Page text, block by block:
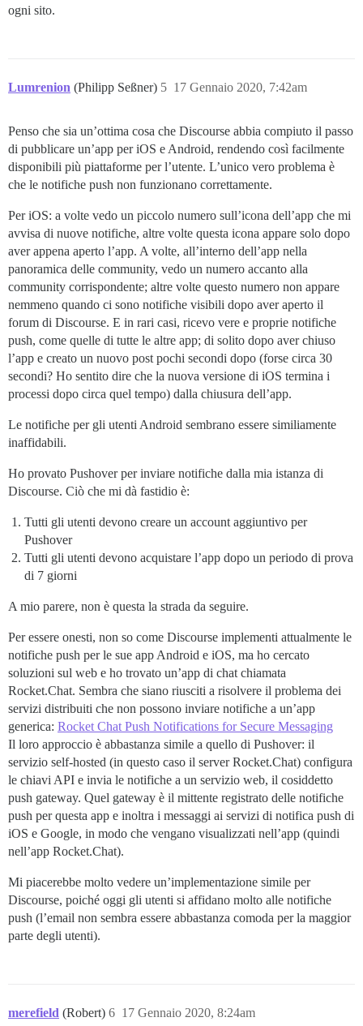
ogni sito.
Lumrenion (Philipp Seßner) 17 Gennaio 2020, 7:42am
5
Penso che sia un’ottima cosa che Discourse abbia compiuto il passo
di pubblicare un’app per iOS e Android, rendendo così facilmente
disponibili più piattaforme per l’utente. L’unico vero problema è
che le notifiche push non funzionano correttamente.
Per iOS: a volte vedo un piccolo numero sull’icona dell’app che mi
avvisa di nuove notifiche, altre volte questa icona appare solo dopo
aver appena aperto l’app. A volte, all’interno dell’app nella
panoramica delle community, vedo un numero accanto alla
community corrispondente; altre volte questo numero non appare
nemmeno quando ci sono notifiche visibili dopo aver aperto il
forum di Discourse. E in rari casi, ricevo vere e proprie notifiche
push, come quelle di tutte le altre app; di solito dopo aver chiuso
l’app e creato un nuovo post pochi secondi dopo (forse circa 30
secondi? Ho sentito dire che la nuova versione di iOS termina i
processi dopo circa quel tempo) dalla chiusura dell’app.
Le notifiche per gli utenti Android sembrano essere similiamente
inaffidabili.
Ho provato Pushover per inviare notifiche dalla mia istanza di
Discourse. Ciò che mi dà fastidio è:
Tutti gli utenti devono creare un account aggiuntivo per
Pushover
Tutti gli utenti devono acquistare l’app dopo un periodo di prova
di 7 giorni
A mio parere, non è questa la strada da seguire.
Per essere onesti, non so come Discourse implementi attualmente le
notifiche push per le sue app Android e iOS, ma ho cercato
soluzioni sul web e ho trovato un’app di chat chiamata
Rocket.Chat. Sembra che siano riusciti a risolvere il problema dei
servizi distribuiti che non possono inviare notifiche a un’app
generica: Rocket Chat Push Notifications for Secure Messaging
Il loro approccio è abbastanza simile a quello di Pushover: il
servizio self-hosted (in questo caso il server Rocket.Chat) configura
le chiavi API e invia le notifiche a un servizio web, il cosiddetto
push gateway. Quel gateway è il mittente registrato delle notifiche
push per questa app e inoltra i messaggi ai servizi di notifica push di
iOS e Google, in modo che vengano visualizzati nell’app (quindi
nell’app Rocket.Chat).
Mi piacerebbe molto vedere un’implementazione simile per
Discourse, poiché oggi gli utenti si affidano molto alle notifiche
push (l’email non sembra essere abbastanza comoda per la maggior
parte degli utenti).
merefield (Robert) 17 Gennaio 2020, 8:24am
6